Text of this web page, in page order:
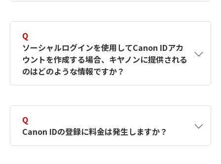
す。詳しい作成方法は【カメラ】Canon IDとは
何ですか？Canon IDの作成方法は？をご確認く
ださい。
Q
ソーシャルログインを使用してCanon IDアカ
ウントを作成する場合、キヤノンに提供される
のはどのような情報ですか？
択したサービスから取得します。アカウントを
簡単に作成できるように、この情報を使用して
Canon IDの登録フォームを入力します。
Q
Canon IDの登録に料金は発生しますか？